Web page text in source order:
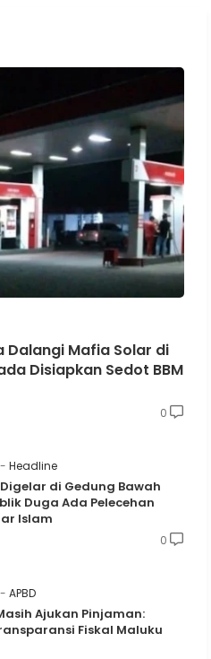
Dalangi Mafia Solar di
Disiapkan Sedot BBM
0
Headline
di Gedung Bawah
Duga Ada Pelecehan
Islam
0
APBD
Ajukan Pinjaman:
Fiskal Maluku